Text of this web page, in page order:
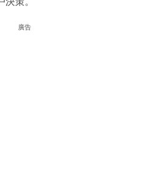
廣告